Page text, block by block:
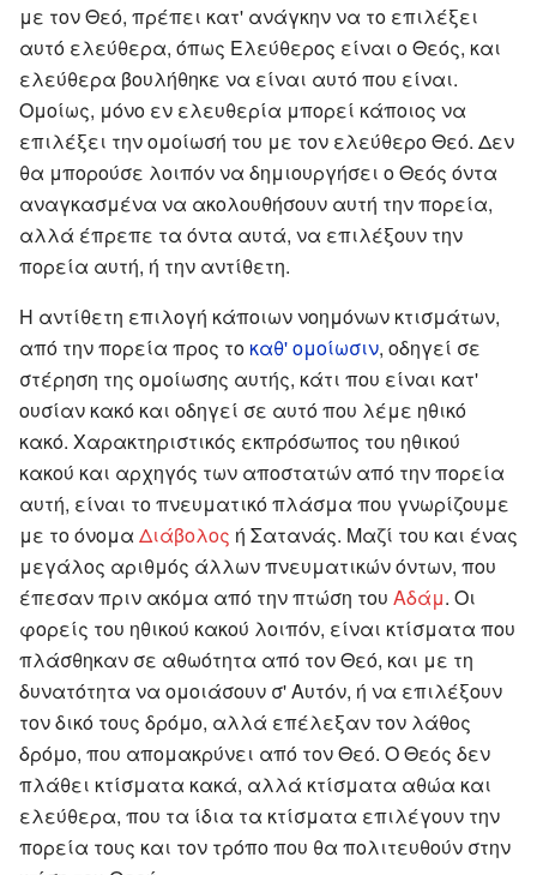
με τον Θεό, πρέπει κατ' ανάγκην να το επιλέξει
αυτό ελεύθερα, όπως Ελεύθερος είναι ο Θεός, και
ελεύθερα βουλήθηκε να είναι αυτό που είναι.
Ομοίως, μόνο εν ελευθερία μπορεί κάποιος να
επιλέξει την ομοίωσή του με τον ελεύθερο Θεό. Δεν
θα μπορούσε λοιπόν να δημιουργήσει ο Θεός όντα
αναγκασμένα να ακολουθήσουν αυτή την πορεία,
αλλά έπρεπε τα όντα αυτά, να επιλέξουν την
πορεία αυτή, ή την αντίθετη.
Η αντίθετη επιλογή κάποιων νοημόνων κτισμάτων,
από την πορεία προς το καθ' ομοίωσιν, οδηγεί σε
στέρηση της ομοίωσης αυτής, κάτι που είναι κατ'
ουσίαν κακό και οδηγεί σε αυτό που λέμε ηθικό
κακό. Χαρακτηριστικός εκπρόσωπος του ηθικού
κακού και αρχηγός των αποστατών από την πορεία
αυτή, είναι το πνευματικό πλάσμα που γνωρίζουμε
με το όνομα Διάβολος ή Σατανάς. Μαζί του και ένας
μεγάλος αριθμός άλλων πνευματικών όντων, που
έπεσαν πριν ακόμα από την πτώση του Αδάμ. Οι
φορείς του ηθικού κακού λοιπόν, είναι κτίσματα που
πλάσθηκαν σε αθωότητα από τον Θεό, και με τη
δυνατότητα να ομοιάσουν σ' Αυτόν, ή να επιλέξουν
τον δικό τους δρόμο, αλλά επέλεξαν τον λάθος
δρόμο, που απομακρύνει από τον Θεό. Ο Θεός δεν
πλάθει κτίσματα κακά, αλλά κτίσματα αθώα και
ελεύθερα, που τα ίδια τα κτίσματα επιλέγουν την
πορεία τους και τον τρόπο που θα πολιτευθούν στην